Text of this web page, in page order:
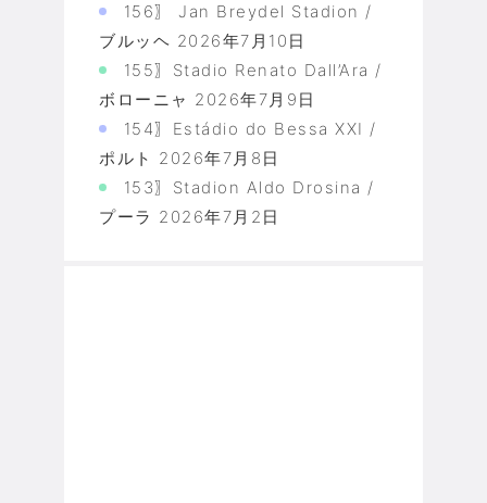
156〗 Jan Breydel Stadion /
ブルッヘ 2026年7月10日
155〗Stadio Renato Dall’Ara /
ボローニャ 2026年7月9日
154〗Estádio do Bessa XXI /
ポルト 2026年7月8日
153〗Stadion Aldo Drosina /
プーラ 2026年7月2日